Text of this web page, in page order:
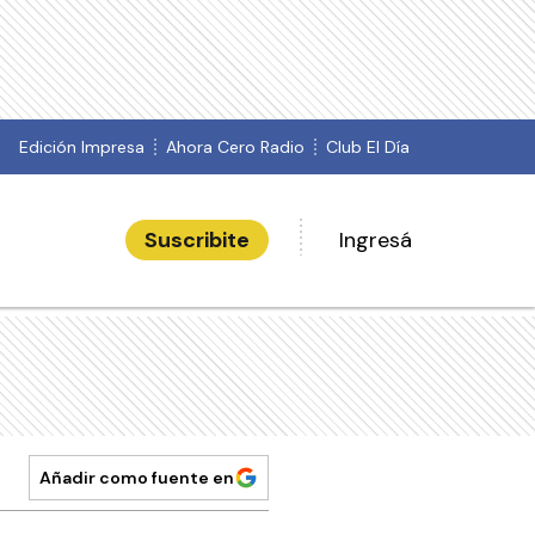
Edición Impresa Ahora Cero Radio Club El Día
Suscribite Ingresá
Añadir como fuente en